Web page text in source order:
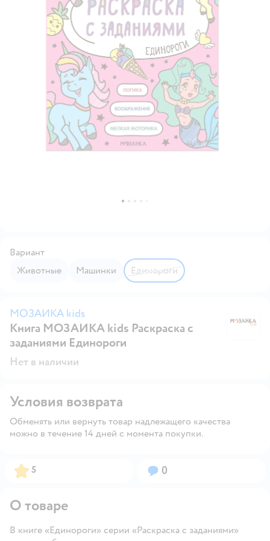
Вариант
Животные
Машинки Единороги
МОЗАИКА kids
Книга МОЗАИКА kids Раскраска с
заданиями Единороги
Нет в наличии
Условия возврата
Обменять или вернуть товар надлежащего качества
можно в течение 14 дней с момента покупки.
Рейтинг:
5 Вопросов:
0
О товаре
В книге «Единороги» серии «Раскраска с заданиями»